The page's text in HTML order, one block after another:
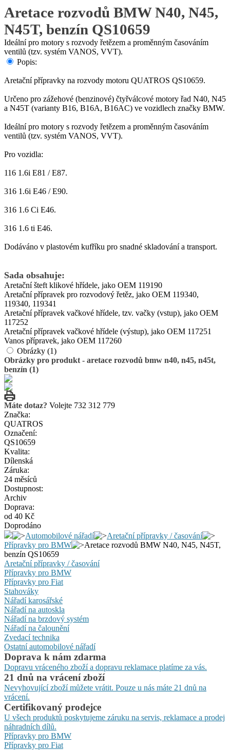
Aretace rozvodů BMW N40, N45,
N45T, benzín QS10659
Ideální pro motory s rozvody řetězem a proměnným časováním
ventilů (tzv. systém VANOS, VVT).
Popis:
Aretační přípravky na rozvody motoru QUATROS QS10659.
Určeno pro zážehové (benzinové) čtyřválcové motory řad N40, N45
a N45T (varianty B16, B16A, B16AC) ve vozidlech značky BMW.
Ideální pro motory s rozvody řetězem a proměnným časováním
ventilů (tzv. systém VANOS, VVT).
Pro vozidla:
116 1.6i E81 / E87.
316 1.6i E46 / E90.
316 1.6 Ci E46.
316 1.6 ti E46.
Dodáváno v plastovém kufříku pro snadné skladování a transport.
Sada obsahuje:
Aretační šteft klikové hřídele, jako OEM 119190
Aretační přípravek pro rozvodový řetěz, jako OEM 119340,
119340, 119341
Aretační přípravek vačkové hřídele, tzv. vačky (vstup), jako OEM
117252
Aretační přípravek vačkové hřídele (výstup), jako OEM 117251
Vanos přípravek, jako OEM 117260
Obrázky (1)
Obrázky pro produkt - aretace rozvodů bmw n40, n45, n45t,
benzín (1)
Máte dotaz? Volejte 732 312 779
Značka:
QUATROS
Označení:
QS10659
Kvalita:
Dílenská
Záruka:
24 měsíců
Dostupnost:
Archiv
Doprava:
od 40 Kč
Doprodáno
Automobilové nářadí
Aretační přípravky / časování
Přípravky pro BMW
Aretace rozvodů BMW N40, N45, N45T,
benzín QS10659
Aretační přípravky / časování
Přípravky pro BMW
Přípravky pro Fiat
Stahováky
Nářadí karosářské
Nářadí na autoskla
Nářadí na brzdový systém
Nářadí na čalounění
Zvedací technika
Ostatní automobilové nářadí
Doprava k nám zdarma
Dopravu vráceného zboží a dopravu reklamace platíme za vás.
21 dnů na vrácení zboží
Nevyhovující zboží můžete vrátit. Pouze u nás máte 21 dnů na
vrácení.
Certifikovaný prodejce
U všech produktů poskytujeme záruku na servis, reklamace a prodej
náhradních dílů.
Přípravky pro BMW
Přípravky pro Fiat